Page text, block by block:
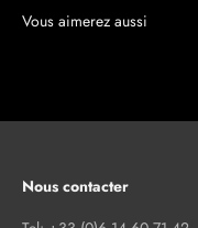
Nous contacter